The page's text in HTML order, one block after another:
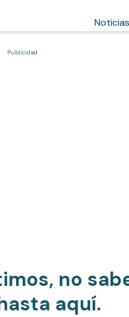
Noticias
Publicidad
no
aquí.